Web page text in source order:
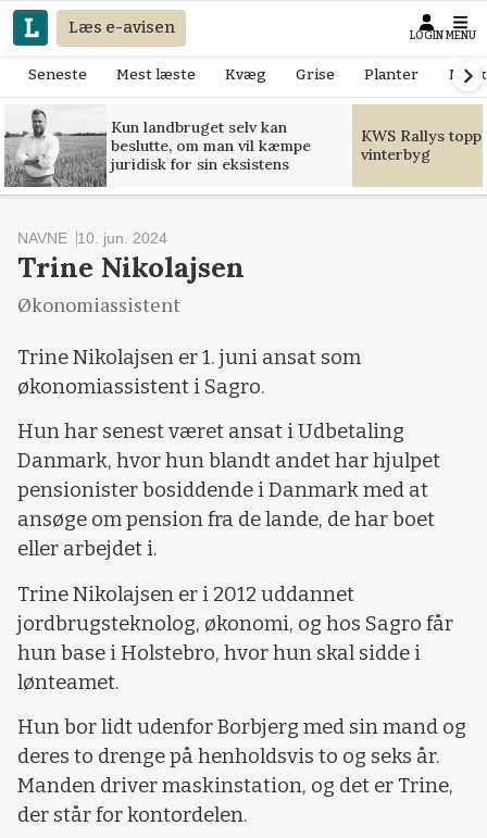
Læs e-avisen LOGIN MENU
Seneste Mest læste Kvæg Grise Planter
Kun landbruget selv kan
beslutte, om man vil kæmpe
juridisk for sin eksistens
KWS Rallys
vinterbyg
NAVNE 10. jun. 2024
Trine Nikolajsen
Økonomiassistent
Trine Nikolajsen er 1. juni ansat som
økonomiassistent i Sagro.
Hun har senest været ansat i Udbetaling
Danmark, hvor hun blandt andet har hjulpet
pensionister bosiddende i Danmark med at
ansøge om pension fra de lande, de har boet
eller arbejdet i.
Trine Nikolajsen er i 2012 uddannet
jordbrugsteknolog, økonomi, og hos Sagro får
hun base i Holstebro, hvor hun skal sidde i
lønteamet.
Hun bor lidt udenfor Borbjerg med sin mand og
deres to drenge på henholdsvis to og seks år.
Manden driver maskinstation, og det er Trine,
der står for kontordelen.